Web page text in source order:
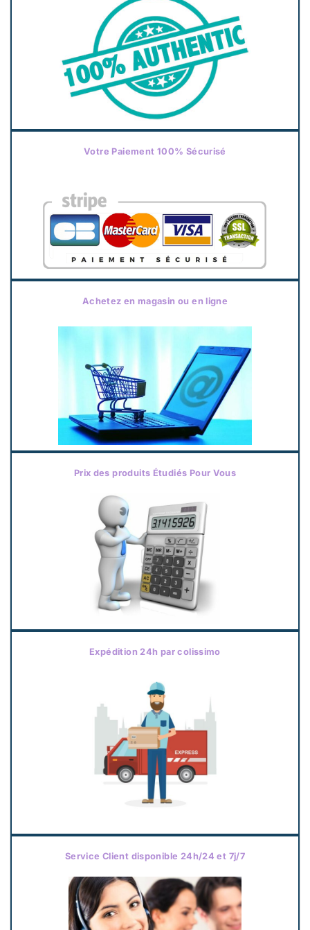
Votre Paiement 100% Sécurisé
Achetez en magasin ou en ligne
Prix des produits Étudiés Pour Vous
Expédition 24h par colissimo
Service Client disponible 24h/24 et 7j/7